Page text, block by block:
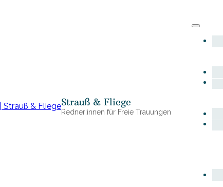
Strauß & Fliege
Redner:innen für Freie Trauungen